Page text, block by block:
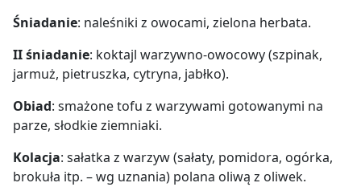
Śniadanie: naleśniki z owocami, zielona herbata.
II śniadanie: koktajl warzywno-owocowy (szpinak,
jarmuż, pietruszka, cytryna, jabłko).
Obiad: smażone tofu z warzywami gotowanymi na
parze, słodkie ziemniaki.
Kolacja: sałatka z warzyw (sałaty, pomidora, ogórka,
brokuła itp. – wg uznania) polana oliwą z oliwek.